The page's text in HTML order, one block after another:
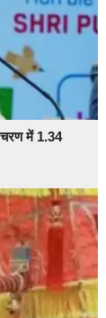
में 1.34